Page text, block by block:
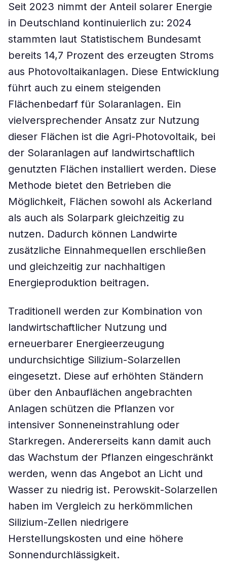
Seit 2023 nimmt der Anteil solarer Energie
in Deutschland kontinuierlich zu: 2024
stammten laut Statistischem Bundesamt
bereits 14,7 Prozent des erzeugten Stroms
aus Photovoltaikanlagen. Diese Entwicklung
führt auch zu einem steigenden
Flächenbedarf für Solaranlagen. Ein
vielversprechender Ansatz zur Nutzung
dieser Flächen ist die Agri-Photovoltaik, bei
der Solaranlagen auf landwirtschaftlich
genutzten Flächen installiert werden. Diese
Methode bietet den Betrieben die
Möglichkeit, Flächen sowohl als Ackerland
als auch als Solarpark gleichzeitig zu
nutzen. Dadurch können Landwirte
zusätzliche Einnahmequellen erschließen
und gleichzeitig zur nachhaltigen
Energieproduktion beitragen.
Traditionell werden zur Kombination von
landwirtschaftlicher Nutzung und
erneuerbarer Energieerzeugung
undurchsichtige Silizium-Solarzellen
eingesetzt. Diese auf erhöhten Ständern
über den Anbauflächen angebrachten
Anlagen schützen die Pflanzen vor
intensiver Sonneneinstrahlung oder
Starkregen. Andererseits kann damit auch
das Wachstum der Pflanzen eingeschränkt
werden, wenn das Angebot an Licht und
Wasser zu niedrig ist. Perowskit-Solarzellen
haben im Vergleich zu herkömmlichen
Silizium-Zellen niedrigere
Herstellungskosten und eine höhere
Sonnendurchlässigkeit.